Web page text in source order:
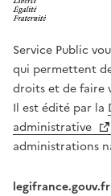
Service Public
qui permettent
droits et de faire
Il est édité par la
administrative
administrations
legifrance.gouv.fr